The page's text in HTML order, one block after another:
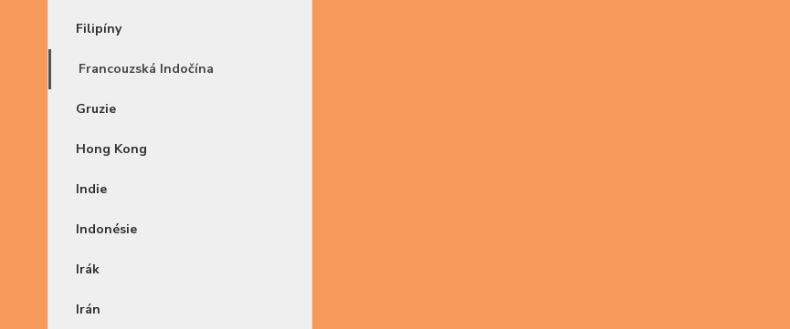
Filipíny
Francouzská Indočína
Gruzie
Hong Kong
Indie
Indonésie
Irák
Irán